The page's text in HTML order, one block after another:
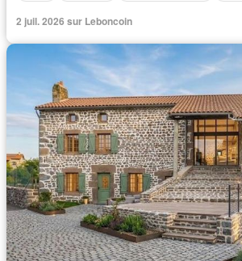
2 juil. 2026 sur Leboncoin